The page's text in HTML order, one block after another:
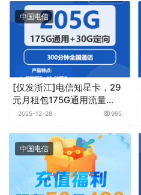
中国电信
[仅发浙江]电信知星卡，29
元月租包175G通用流量
+30G定向流量+300分钟
2025-12-28 995
中国电信